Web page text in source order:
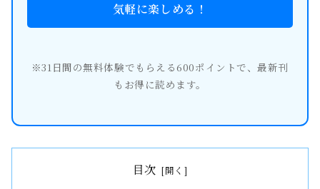
気軽に楽しめる！
※31日間の無料体験でもらえる600ポイントで、最新刊
もお得に読めます。
目次